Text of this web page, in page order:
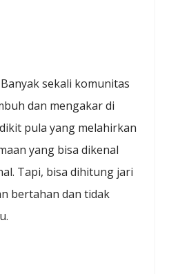
Banyak sekali komunitas
dan mengakar di
pula yang melahirkan
yang bisa dikenal
Tapi, bisa dihitung jari
bertahan dan tidak